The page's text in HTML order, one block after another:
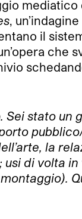
,
il
che
stato un
la
di volta